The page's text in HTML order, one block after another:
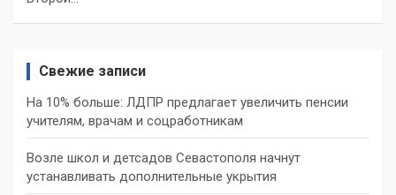
Свежие записи
На 10% больше: ЛДПР предлагает увеличить пенсии
учителям, врачам и соцработникам
Возле школ и детсадов Севастополя начнут
устанавливать дополнительные укрытия